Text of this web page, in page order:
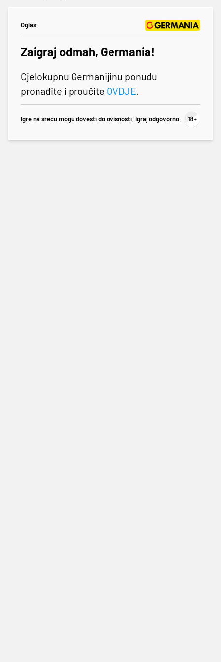
Oglas
Zaigraj odmah, Germania!
Cjelokupnu Germanijinu ponudu
pronađite i proučite OVDJE.
Igre na sreću mogu dovesti do ovisnosti. Igraj odgovorno.